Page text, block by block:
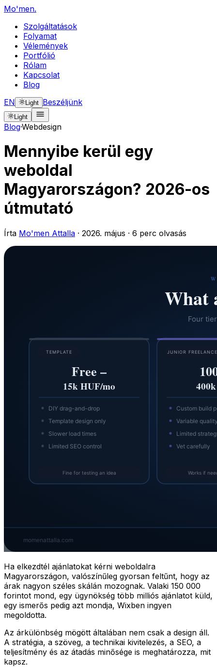
Mo'men.
Szolgáltatások
Folyamat
Vélemények
Portfólió
Rólam
Kapcsolat
Blog
EN
Light Beszéljünk
Light
Blog·Webdesign
Mennyibe kerül egy
weboldal
Magyarországon? 2026-os
útmutató
Írta Mo'men Attalla · 2026. május · 6 perc olvasás
Ha elkezdtél ajánlatokat kérni weboldalra
Magyarországon, valószínűleg gyorsan feltűnt, hogy az
árak nagyon széles skálán mozognak. Valaki 150 000
forintot mond, egy ügynökség több milliós ajánlatot küld,
egy ismerős pedig azt mondja, Wixben ingyen
megoldotta.
Az árkülönbség mögött általában nem csak a design áll.
A stratégia, a szöveg, a technikai kivitelezés, a SEO, a
teljesítmény és az átadás minősége is meghatározza, mit
kapsz.